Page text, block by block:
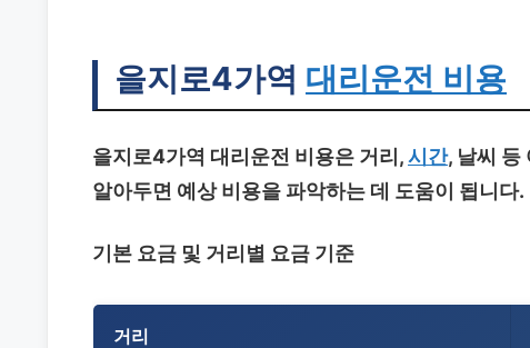
을지로4가역 대리운전 비용
을지로4가역 대리운전 비용은 거리,시간, 날씨 등
알아두면 예상 비용을 파악하는 데 도움이 됩니다.
기본 요금 및 거리별 요금 기준
거리